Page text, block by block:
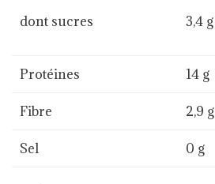
dont sucres 3,4 g
Protéines 14 g
Fibre 2,9 g
Sel 0 g